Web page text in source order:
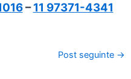
–11 97371-4341
Post seguinte →